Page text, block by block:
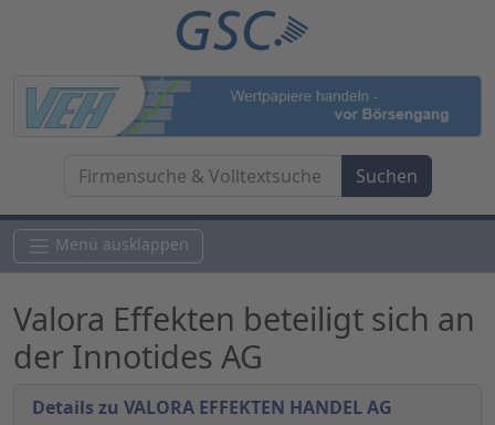
Menü ausklappen
Valora Effekten beteiligt sich an
der Innotides AG
Details zu VALORA EFFEKTEN HANDEL AG